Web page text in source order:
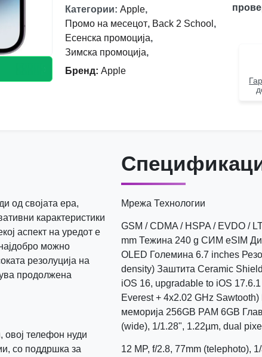
›››› Battery health 89% ‹‹‹‹
Категории:Apple,
Промо на месецот, Back 2 School ,
Есенска промоција,
Зимска промоција,
Бренд:Apple
од својата ера,
карактеристики
аспект на уредот е
можно
резолуција на
продолжена
овој телефон нуди
со поддршка за
Мрежа Технологии
GSM / CDMA / HSPA / EVDO /
mm Тежина 240 g СИМ eSIM
OLED Големина 6.7 inches
density) Заштита Ceramic
iOS 16, upgradable to iOS
Everest + 4x2.02 GHz
меморија 256GB РАМ 6GB
(wide), 1/1.28", 1.22µm, dual
12 MP, f/2.8, 77mm (telephoto),